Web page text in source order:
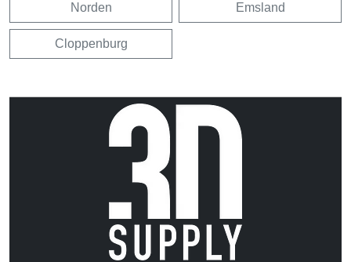
Norden Emsland
Cloppenburg